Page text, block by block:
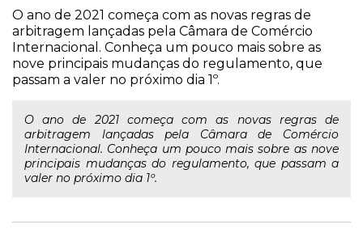
O ano de 2021 começa com as novas regras de
arbitragem lançadas pela Câmara de Comércio
Internacional. Conheça um pouco mais sobre as
nove principais mudanças do regulamento, que
passam a valer no próximo dia 1º.
O ano de 2021 começa com as novas regras de
arbitragem lançadas pela Câmara de Comércio
Internacional. Conheça um pouco mais sobre as nove
principais mudanças do regulamento, que passam a
valer no próximo dia 1º.